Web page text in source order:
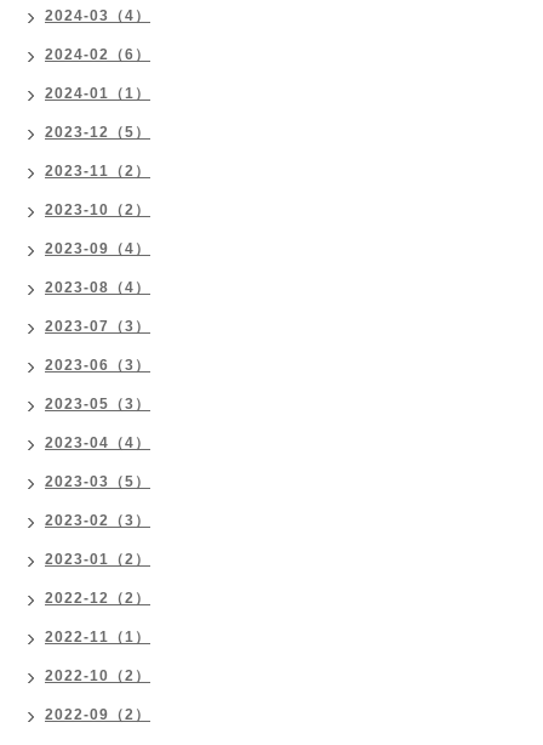
2024-03（4）
2024-02（6）
2024-01（1）
2023-12（5）
2023-11（2）
2023-10（2）
2023-09（4）
2023-08（4）
2023-07（3）
2023-06（3）
2023-05（3）
2023-04（4）
2023-03（5）
2023-02（3）
2023-01（2）
2022-12（2）
2022-11（1）
2022-10（2）
2022-09（2）